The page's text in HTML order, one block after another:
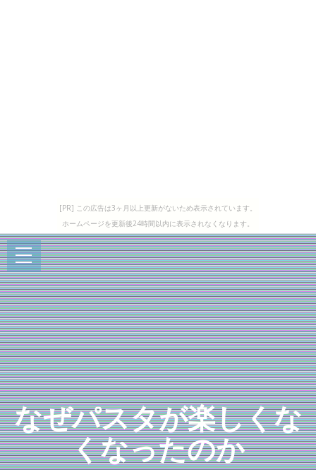
[PR] この広告は3ヶ月以上更新がないため表示されています。
ホームページを更新後24時間以内に表示されなくなります。
なぜパスタが楽しくな
くなったのか